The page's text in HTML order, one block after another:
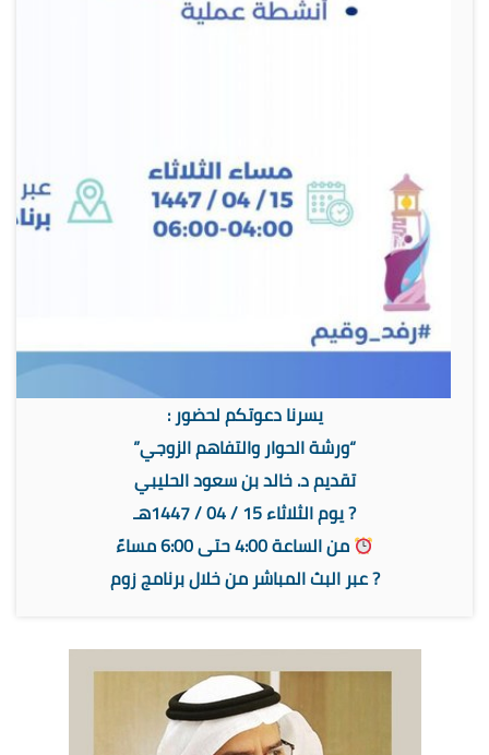
يسرنا دعوتكم لحضور :
“ورشة الحوار والتفاهم الزوجي”
تقديم د. خالد بن سعود الحليبي
? يوم الثلاثاء 15 / 04 / 1447هـ
من الساعة 4:00 حتى 6:00 مساءً
? عبر البث المباشر من خلال برنامج زوم